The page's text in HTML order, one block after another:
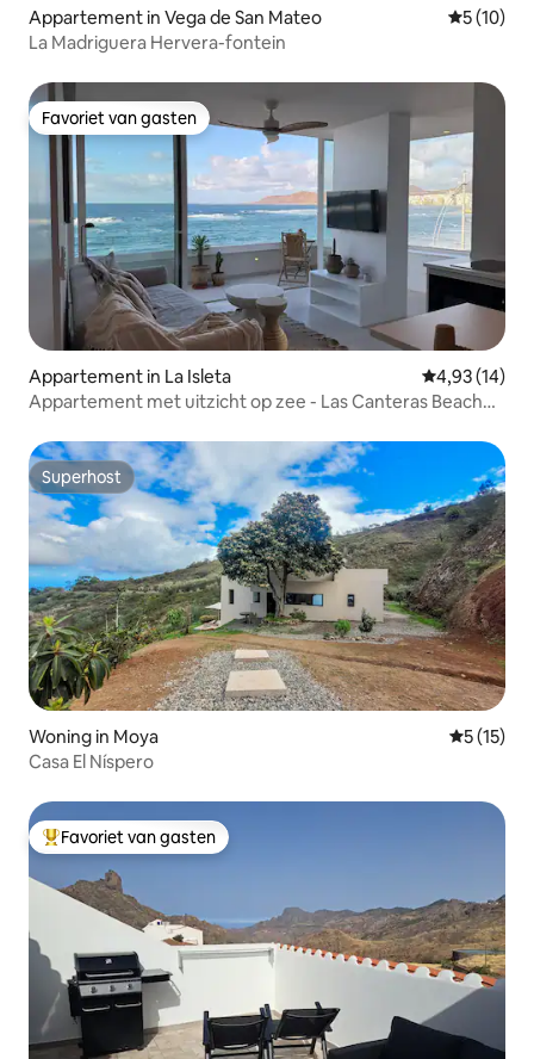
Appartement in Vega de San Mateo
5 (10)
La Madriguera Hervera-fontein
Favoriet van gasten
Favoriet van gasten
Appartement in La Isleta Gemiddelde
4,93 (14)
Appartement met uitzicht op zee - Las Canteras Beach
Superhost
Superhost
Woning in Moya
5 (15)
Casa El Níspero
Topfavoriet van gasten
Favoriet van gasten